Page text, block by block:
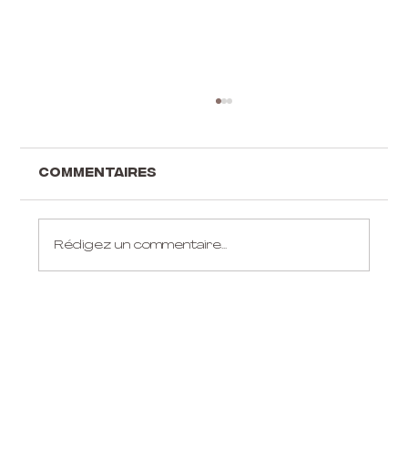
Commentaires
Rédigez un commentaire...